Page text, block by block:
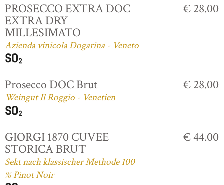
PROSECCO EXTRA DOC
EXTRA DRY
MILLESIMATO
Azienda vinicola Dogarina - Veneto
€ 28.00
Prosecco DOC Brut
Weingut Il Roggio - Venetien
€ 28.00
GIORGI 1870 CUVEE
STORICA BRUT
Sekt nach klassischer Methode 100
% Pinot Noir
€ 44.00